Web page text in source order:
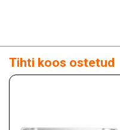
Tihti koos ostetud